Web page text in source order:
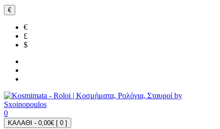
€
€
£
$
0
ΚΑΛΑΘΙ - 0,00€ [ 0 ]